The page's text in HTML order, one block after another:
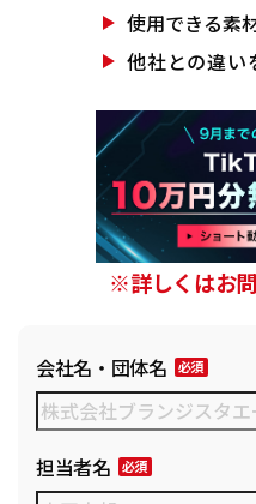
使用できる素
他社との違い
※詳しくはお
会社名・団体名
担当者名